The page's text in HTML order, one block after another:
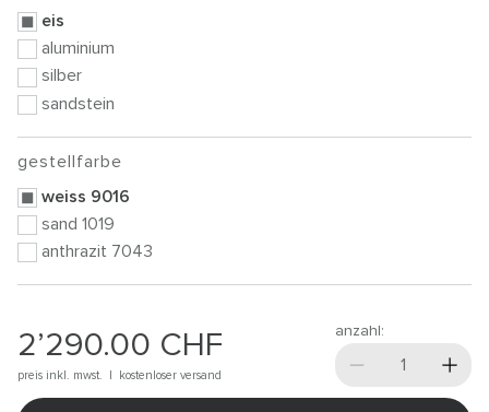
eis
aluminium
silber
sandstein
gestellfarbe
weiss 9016
sand 1019
anthrazit 7043
2’290.00 CHF
preis inkl. mwst. | kostenloser versand
anzahl: